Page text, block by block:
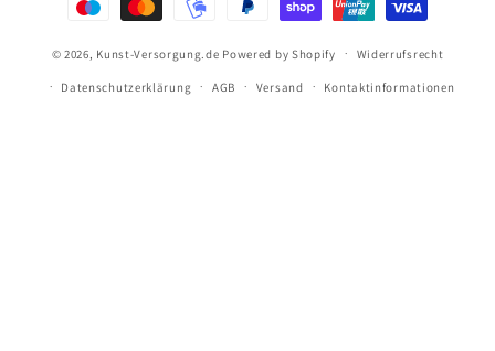
Versandkostenfrei bestellen ab 69€
© 2026, Kunst-Versorgung.de Powered by Shopify Widerrufsrecht
Datenschutzerklärung AGB Versand Kontaktinformationen